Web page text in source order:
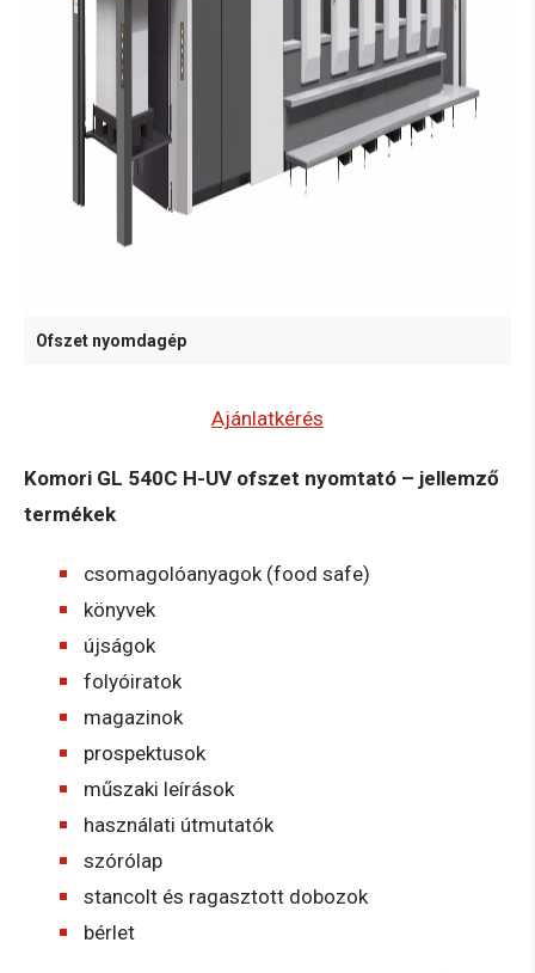
Ofszet nyomdagép
Ajánlatkérés
Komori GL 540C H-UV ofszet nyomtató – jellemző
termékek
csomagolóanyagok (food safe)
könyvek
újságok
folyóiratok
magazinok
prospektusok
műszaki leírások
használati útmutatók
szórólap
stancolt és ragasztott dobozok
bérlet